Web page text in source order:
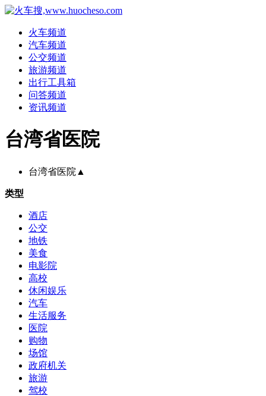
火车频道
汽车频道
公交频道
旅游频道
出行工具箱
问答频道
资讯频道
台湾省医院
台湾省医院 ▲
类型
酒店
公交
地铁
美食
电影院
高校
休闲娱乐
汽车
生活服务
医院
购物
场馆
政府机关
旅游
驾校